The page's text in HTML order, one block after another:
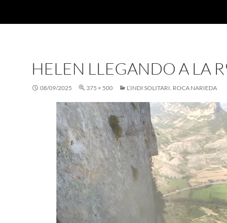
HELEN LLEGANDO A LA
08/09/2025 375 × 500 L’INDI SOLITARI. ROCA NARIEDA